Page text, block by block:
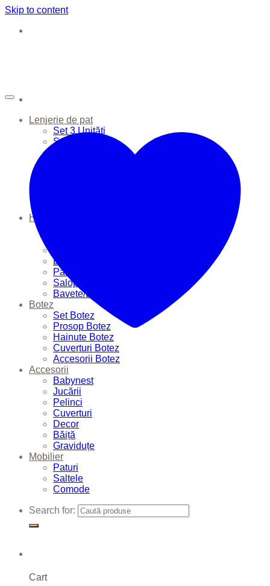
Skip to content
Lenjerie de pat
Set 3 Unități
Set 6 Unități
Haine Bebe
Body
Pantalonași
Salopete
Bavete/Batiste
Botez
Set Botez
Prosop Botez
Hainute Botez
Cuverturi Botez
Accesorii Botez
Accesorii
Babynest
Jucării
Pelinci
Cuverturi
Decor
Băiță
Graviduțe
Mobilier
Paturi
Saltele
Comode
Search for:
Cart